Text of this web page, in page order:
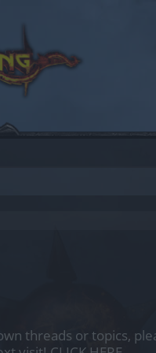
threads or topics,